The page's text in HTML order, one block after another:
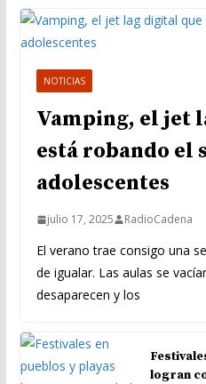
NOTICIAS
Vamping, el jet
está robando el
adolescentes
julio 17, 2025 RadioCadena
El verano trae consigo una
de igualar. Las aulas se
desaparecen y los
logran